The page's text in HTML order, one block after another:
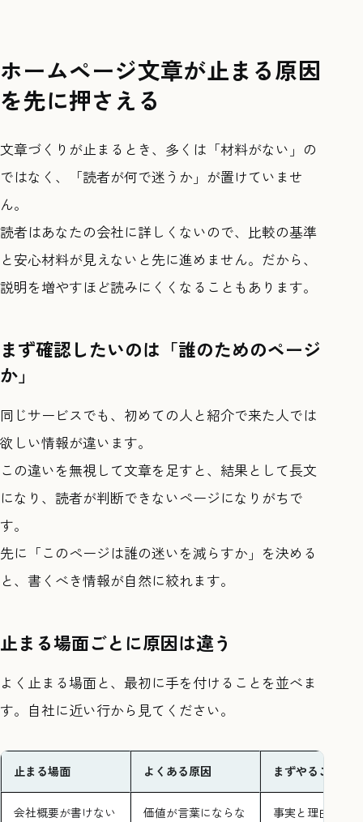
ホームページ文章が止まる原因
を先に押さえる
文章づくりが止まるとき、多くは「材料がない」の
ではなく、「読者が何で迷うか」が置けていませ
ん。
読者はあなたの会社に詳しくないので、比較の基準
と安心材料が見えないと先に進めません。だから、
説明を増やすほど読みにくくなることもあります。
まず確認したいのは「誰のためのページ
か」
同じサービスでも、初めての人と紹介で来た人では
欲しい情報が違います。
この違いを無視して文章を足すと、結果として長文
になり、読者が判断できないページになりがちで
す。
先に「このページは誰の迷いを減らすか」を決める
と、書くべき情報が自然に絞れます。
止まる場面ごとに原因は違う
よく止まる場面と、最初に手を付けることを並べま
す。自社に近い行から見てください。
止まる場面 よくある原因 まずやること
会社概要が書けない
価値が言葉にならな
事実と理由を分